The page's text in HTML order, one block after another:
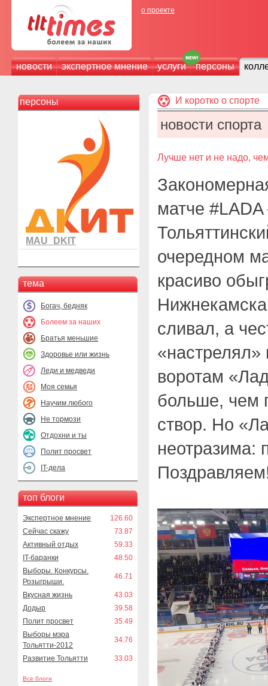
о проекте
новости экспертное мнение услуги персоны
персоны
MAU_DKIT
тема
Богач, бедняк
Болеем за наших
Братья меньшие
Здоровье или жизнь
Леди и медведи
Моя семья
Научим любого
Не тормози
Отдохни и ты
Полит просвет
IT-дела
топ блоги
Экспертное мнение
126.60
Сейчас скажу
73.87
Активный отдых
59.33
IT-баранки
48.50
Выборы. Конкурсы.
Розыгрыши.
46.71
Вкусная жизнь
43.03
Додыр
39.58
Полит просвет
35.49
Выборы мэра
Тольятти-2012
34.76
Развитие Тольятти 33.03
Все блоги
И коротко о спорте
новости спорта
Лучше нет и не надо,
матче
очередном
красиво
сливал, а
воротам
больше, чем
створ. Но
неотразима: